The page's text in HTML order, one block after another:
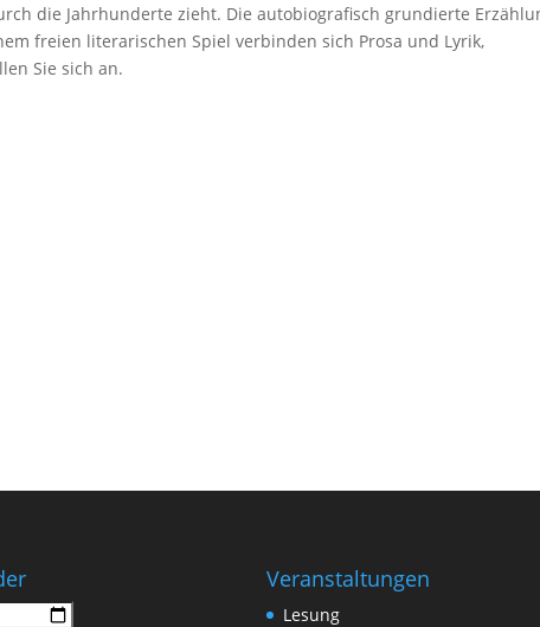
die Jahrhunderte zieht. Die autobiografisch grundierte
freien literarischen Spiel verbinden sich Prosa und Lyrik,
Sie sich an.
Veranstaltungen
Lesung